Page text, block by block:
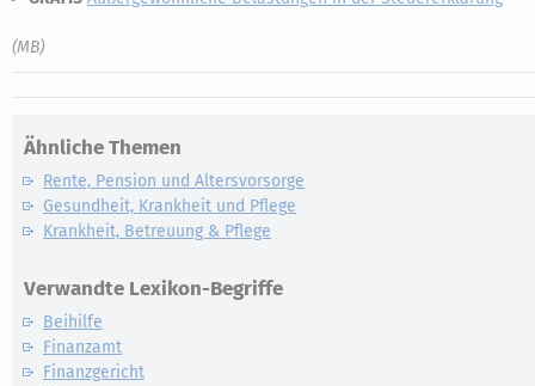
(MB)
Ähnliche Themen
Rente, Pension und Altersvorsorge
Gesundheit, Krankheit und Pflege
Krankheit, Betreuung & Pflege
Verwandte Lexikon-Begriffe
Beihilfe
Finanzamt
Finanzgericht